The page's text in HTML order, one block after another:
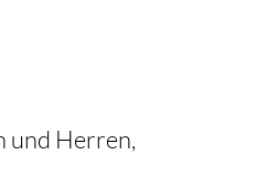
und Herren,